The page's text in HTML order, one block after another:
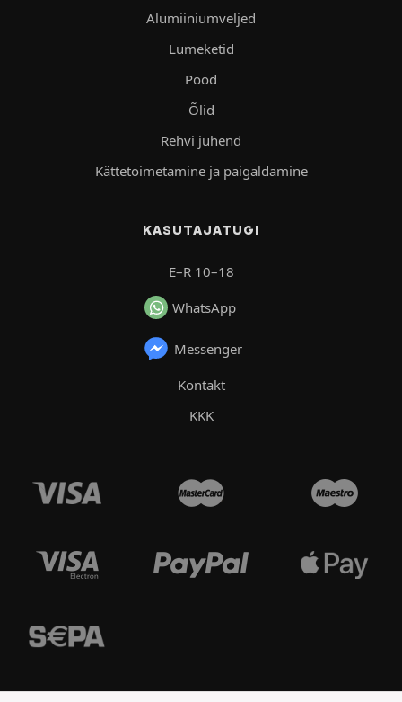
Alumiiniumveljed
Lumeketid
Pood
Õlid
Rehvi juhend
Kättetoimetamine ja paigaldamine
KASUTAJATUGI
E–R 10–18
WhatsApp
Messenger
Kontakt
KKK